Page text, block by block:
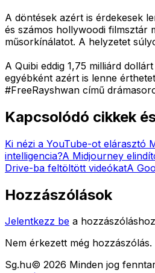
A döntések azért is érdekesek
és számos hollywoodi filmsztár
műsorkínálatot. A helyzetet
A Quibi eddig 1,75 milliárd
egyébként azért is lenne
#FreeRayshwan című
Kapcsolódó cikkek
Ki nézi a YouTube-ot elárasztó
intelligencia?A Midjourney
Drive-ba feltöltött videókatA
Hozzászólások
Jelentkezz be a
Nem érkezett még
Sg.hu© 2026 Minden jog